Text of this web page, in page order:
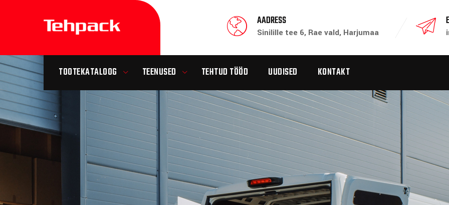
AADRESS
Sinilille tee 6, Rae vald, Harjumaa
TOOTEKATALOOG TEENUSED TEHTUD TÖÖD UUDISED KONTAKT